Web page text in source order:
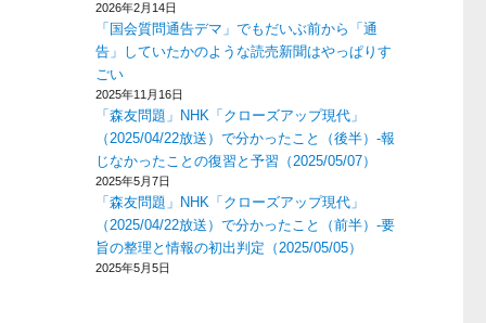
2026年2月14日
「国会質問通告デマ」でもだいぶ前から「通
告」していたかのような読売新聞はやっぱりす
ごい
2025年11月16日
「森友問題」NHK「クローズアップ現代」
（2025/04/22放送）で分かったこと（後半）-報
じなかったことの復習と予習（2025/05/07）
2025年5月7日
「森友問題」NHK「クローズアップ現代」
（2025/04/22放送）で分かったこと（前半）-要
旨の整理と情報の初出判定（2025/05/05）
2025年5月5日